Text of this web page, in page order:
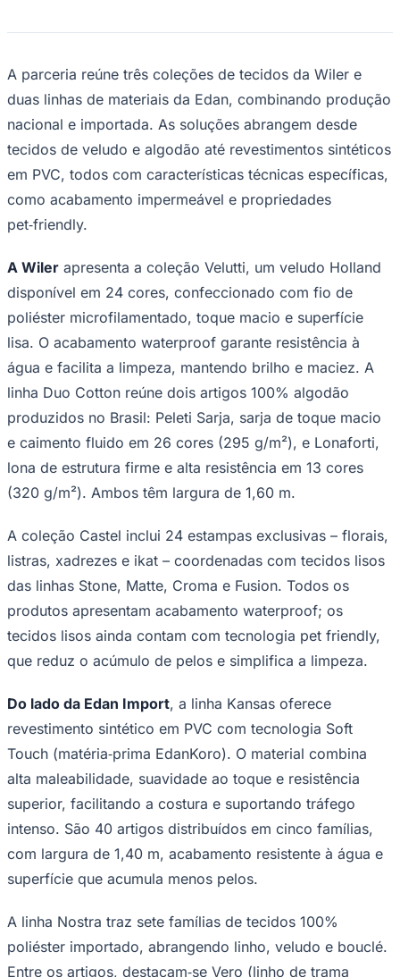
Corinthians
Palmeiras
A parceria reúne três coleções de tecidos da Wiler e
duas linhas de materiais da Edan, combinando produção
nacional e importada. As soluções abrangem desde
tecidos de veludo e algodão até revestimentos sintéticos
em PVC, todos com características técnicas específicas,
como acabamento impermeável e propriedades
pet‑friendly.
A Wiler apresenta a coleção Velutti, um veludo Holland
disponível em 24 cores, confeccionado com fio de
poliéster microfilamentado, toque macio e superfície
lisa. O acabamento waterproof garante resistência à
água e facilita a limpeza, mantendo brilho e maciez. A
linha Duo Cotton reúne dois artigos 100% algodão
produzidos no Brasil: Peleti Sarja, sarja de toque macio
e caimento fluido em 26 cores (295 g/m²), e Lonaforti,
lona de estrutura firme e alta resistência em 13 cores
(320 g/m²). Ambos têm largura de 1,60 m.
A coleção Castel inclui 24 estampas exclusivas – florais,
listras, xadrezes e ikat – coordenadas com tecidos lisos
das linhas Stone, Matte, Croma e Fusion. Todos os
produtos apresentam acabamento waterproof; os
tecidos lisos ainda contam com tecnologia pet friendly,
que reduz o acúmulo de pelos e simplifica a limpeza.
Do lado da Edan Import, a linha Kansas oferece
revestimento sintético em PVC com tecnologia Soft
Touch (matéria‑prima EdanKoro). O material combina
alta maleabilidade, suavidade ao toque e resistência
superior, facilitando a costura e suportando tráfego
intenso. São 40 artigos distribuídos em cinco famílias,
com largura de 1,40 m, acabamento resistente à água e
superfície que acumula menos pelos.
A linha Nostra traz sete famílias de tecidos 100%
poliéster importado, abrangendo linho, veludo e bouclé.
Entre os artigos, destacam‑se Vero (linho de trama